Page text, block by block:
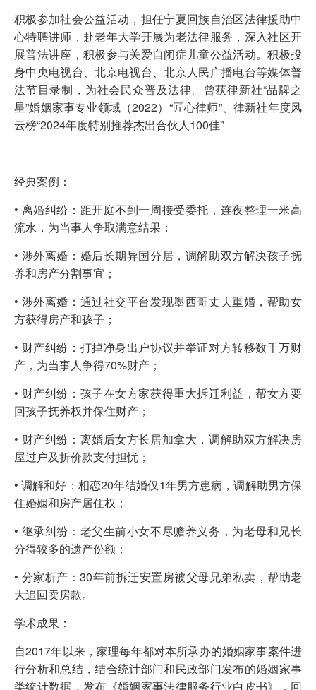
积极参加社会公益活动，担任宁夏回族自治区法律援助中
心特聘讲师，赴老年大学开展为老法律服务，深入社区开
展普法讲座，积极参与关爱自闭症儿童公益活动。积极投
身中央电视台、北京电视台、北京人民广播电台等媒体普
法节目录制，为社会民众普及法律。曾获律新社“品牌之
星”婚姻家事专业领域（2022）“匠心律师”、律新社年度风
云榜“2024年度特别推荐杰出合伙人100佳”
经典案例：
• 离婚纠纷：距开庭不到一周接受委托，连夜整理一米高
流水，为当事人争取满意结果；
• 涉外离婚：婚后长期异国分居，调解助双方解决孩子抚
养和房产分割事宜；
• 涉外离婚：通过社交平台发现墨西哥丈夫重婚，帮助女
方获得房产和孩子；
• 财产纠纷：打掉净身出户协议并举证对方转移数千万财
产，为当事人争得70%财产；
• 财产纠纷：孩子在女方家获得重大拆迁利益，帮女方要
回孩子抚养权并保住财产；
• 财产纠纷：离婚后女方长居加拿大，调解助双方解决房
屋过户及折价款支付担忧；
• 调解和好：相恋20年结婚仅1年男方患病，调解助男方保
住婚姻和房产居住权；
• 继承纠纷：老父生前小女不尽赡养义务，为老母和兄长
分得较多的遗产份额；
• 分家析产：30年前拆迁安置房被父母兄弟私卖，帮助老
大追回卖房款。
学术成果：
自2017年以来，家理每年都对本所承办的婚姻家事案件进
行分析和总结，结合统计部门和民政部门发布的婚姻家事
类统计数据，发布《婚姻家事法律服务行业白皮书》，回